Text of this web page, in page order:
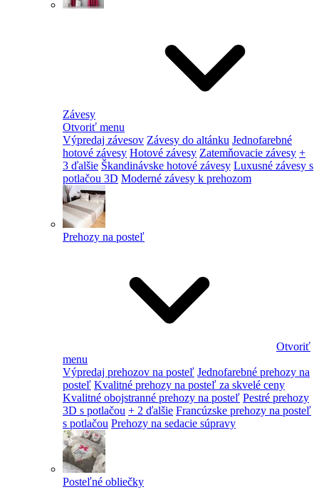
Závesy
Otvoriť menu
Výpredaj závesov Závesy do altánku Jednofarebné
hotové závesy Hotové závesy Zatemňovacie závesy +
3 ďalšie Škandinávske hotové závesy Luxusné závesy s
potlačou 3D Moderné závesy k prehozom
Prehozy na posteľ
Otvoriť
menu
Výpredaj prehozov na posteľ Jednofarebné prehozy na
posteľ Kvalitné prehozy na posteľ za skvelé ceny
Kvalitné obojstranné prehozy na posteľ Pestré prehozy
3D s potlačou + 2 ďalšie Francúzske prehozy na posteľ
s potlačou Prehozy na sedacie súpravy
Posteľné obliečky